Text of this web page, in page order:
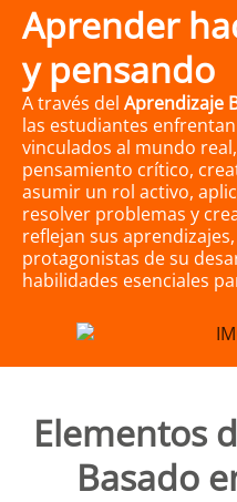
Aprender
y pensando
A través del Aprendizaje
las estudiantes
vinculados al mundo
pensamiento crítico,
asumir un rol activo,
resolver problemas y
reflejan sus
protagonistas de su
habilidades esenciales
Elementos
Basado